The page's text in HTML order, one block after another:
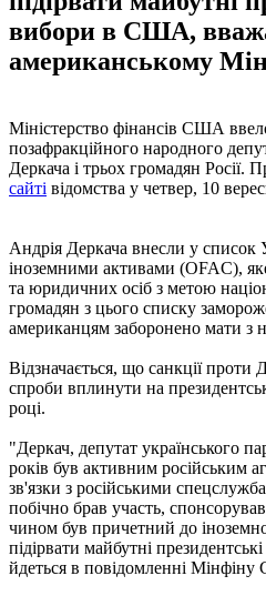
вибори в США,
американському
Міністерство фінансів США
позафракційного народного
Деркача і трьох громадян Росії.
сайті відомства у четвер, 10
Андрія Деркача внесли у список
іноземними активами (OFAC),
та юридичних осіб з метою
громадян з цього списку
американцям заборонено мати з
Відзначається, що санкції проти
спроби вплинути на
році.
"Деркач, депутат українського
років був активним російським
зв'язки з російськими
побічно брав участь,
чином був причетний до
підірвати майбутні
йдеться в повідомленні